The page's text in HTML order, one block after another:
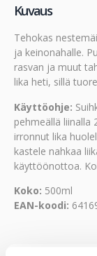
Kuvaus
Tehokas
ja keinonahalle.
rasvan ja muut
lika heti, sillä
Käyttöohje:
pehmeällä liinalla
irronnut lika
kastele nahkaa
käyttöönottoa.
Koko: 500ml
EAN-koodi: